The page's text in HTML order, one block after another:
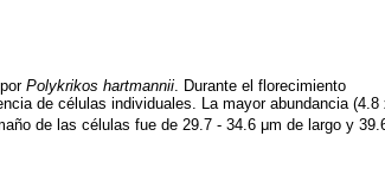
Polykrikos hartmannii . Durante el florecimiento
de células individuales. La mayor abundancia (4.8
de las células fue de 29.7 - 34.6 μm de largo y